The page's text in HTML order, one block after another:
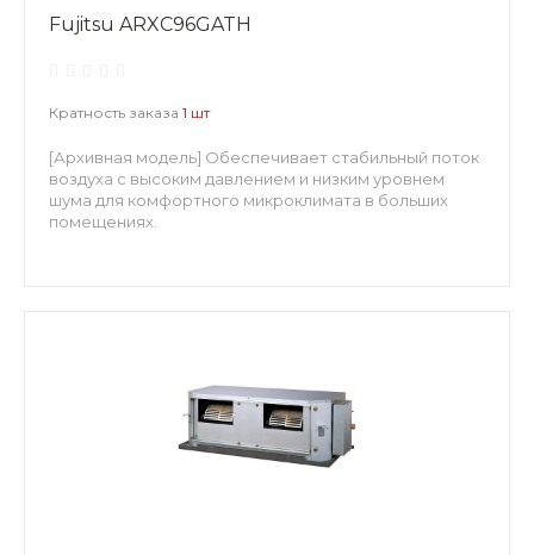
Fujitsu ARXC96GATH
Кратность заказа 1 шт
[Архивная модель] Обеспечивает стабильный поток
воздуха с высоким давлением и низким уровнем
шума для комфортного микроклимата в больших
помещениях.